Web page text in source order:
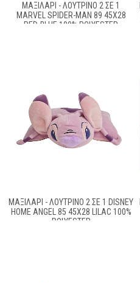
ΜΑΞΙΛΆΡΙ - ΛΟΎΤΡΙΝΟ 2 ΣΕ 1
MARVEL SPIDER-MAN 89 45X28
RED-BLUE 100% POLYESTER
ΜΑΞΙΛΆΡΙ - ΛΟΎΤΡΙΝΟ 2 ΣΕ 1 DISNEY
HOME ANGEL 85 45X28 LILAC 100%
POLYESTER